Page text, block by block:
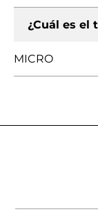
¿Cuál es el
MICRO